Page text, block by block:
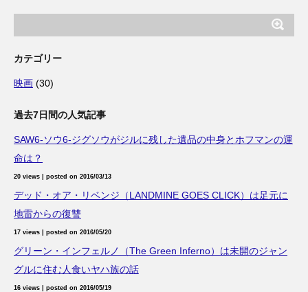
カテゴリー
映画 (30)
過去7日間の人気記事
SAW6-ソウ6-ジグソウがジルに残した遺品の中身とホフマンの運
命は？
20 views posted on 2016/03/13
デッド・オア・リベンジ（LANDMINE GOES CLICK）は足元に
地雷からの復讐
17 views posted on 2016/05/20
グリーン・インフェルノ（The Green Inferno）は未開のジャン
グルに住む人食いヤハ族の話
16 views posted on 2016/05/19